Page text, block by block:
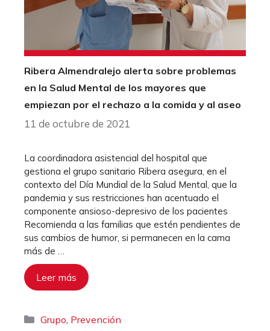
Ribera Almendralejo alerta sobre problemas
en la Salud Mental de los mayores que
empiezan por el rechazo a la comida y al aseo
11 de octubre de 2021
La coordinadora asistencial del hospital que
gestiona el grupo sanitario Ribera asegura, en el
contexto del Día Mundial de la Salud Mental, que la
pandemia y sus restricciones han acentuado el
componente ansioso-depresivo de los pacientes
Recomienda a las familias que estén pendientes de
sus cambios de humor, si permanecen en la cama
más de …
Leer más
Categorías
Grupo, Prevención